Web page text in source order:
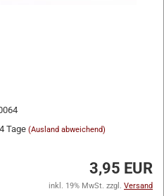
Tage (Ausland abweichend)
3,95 EUR
inkl. 19% MwSt. zzgl. Versand